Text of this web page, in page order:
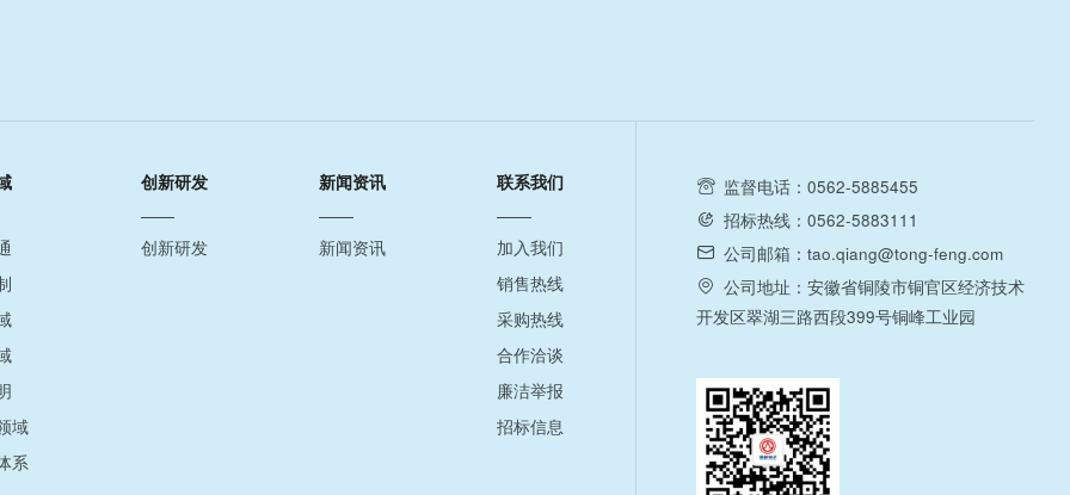
域
系
创新研发
创新研发
新闻资讯
新闻资讯
联系我们
加入我们
销售热线
采购热线
合作洽谈
廉洁举报
招标信息
监督电话：0562-5885455
招标热线：0562-5883111
公司邮箱：tao.qiang@tong-feng.com
公司地址：安徽省铜陵市铜官区经济技术
开发区翠湖三路西段399号铜峰工业园